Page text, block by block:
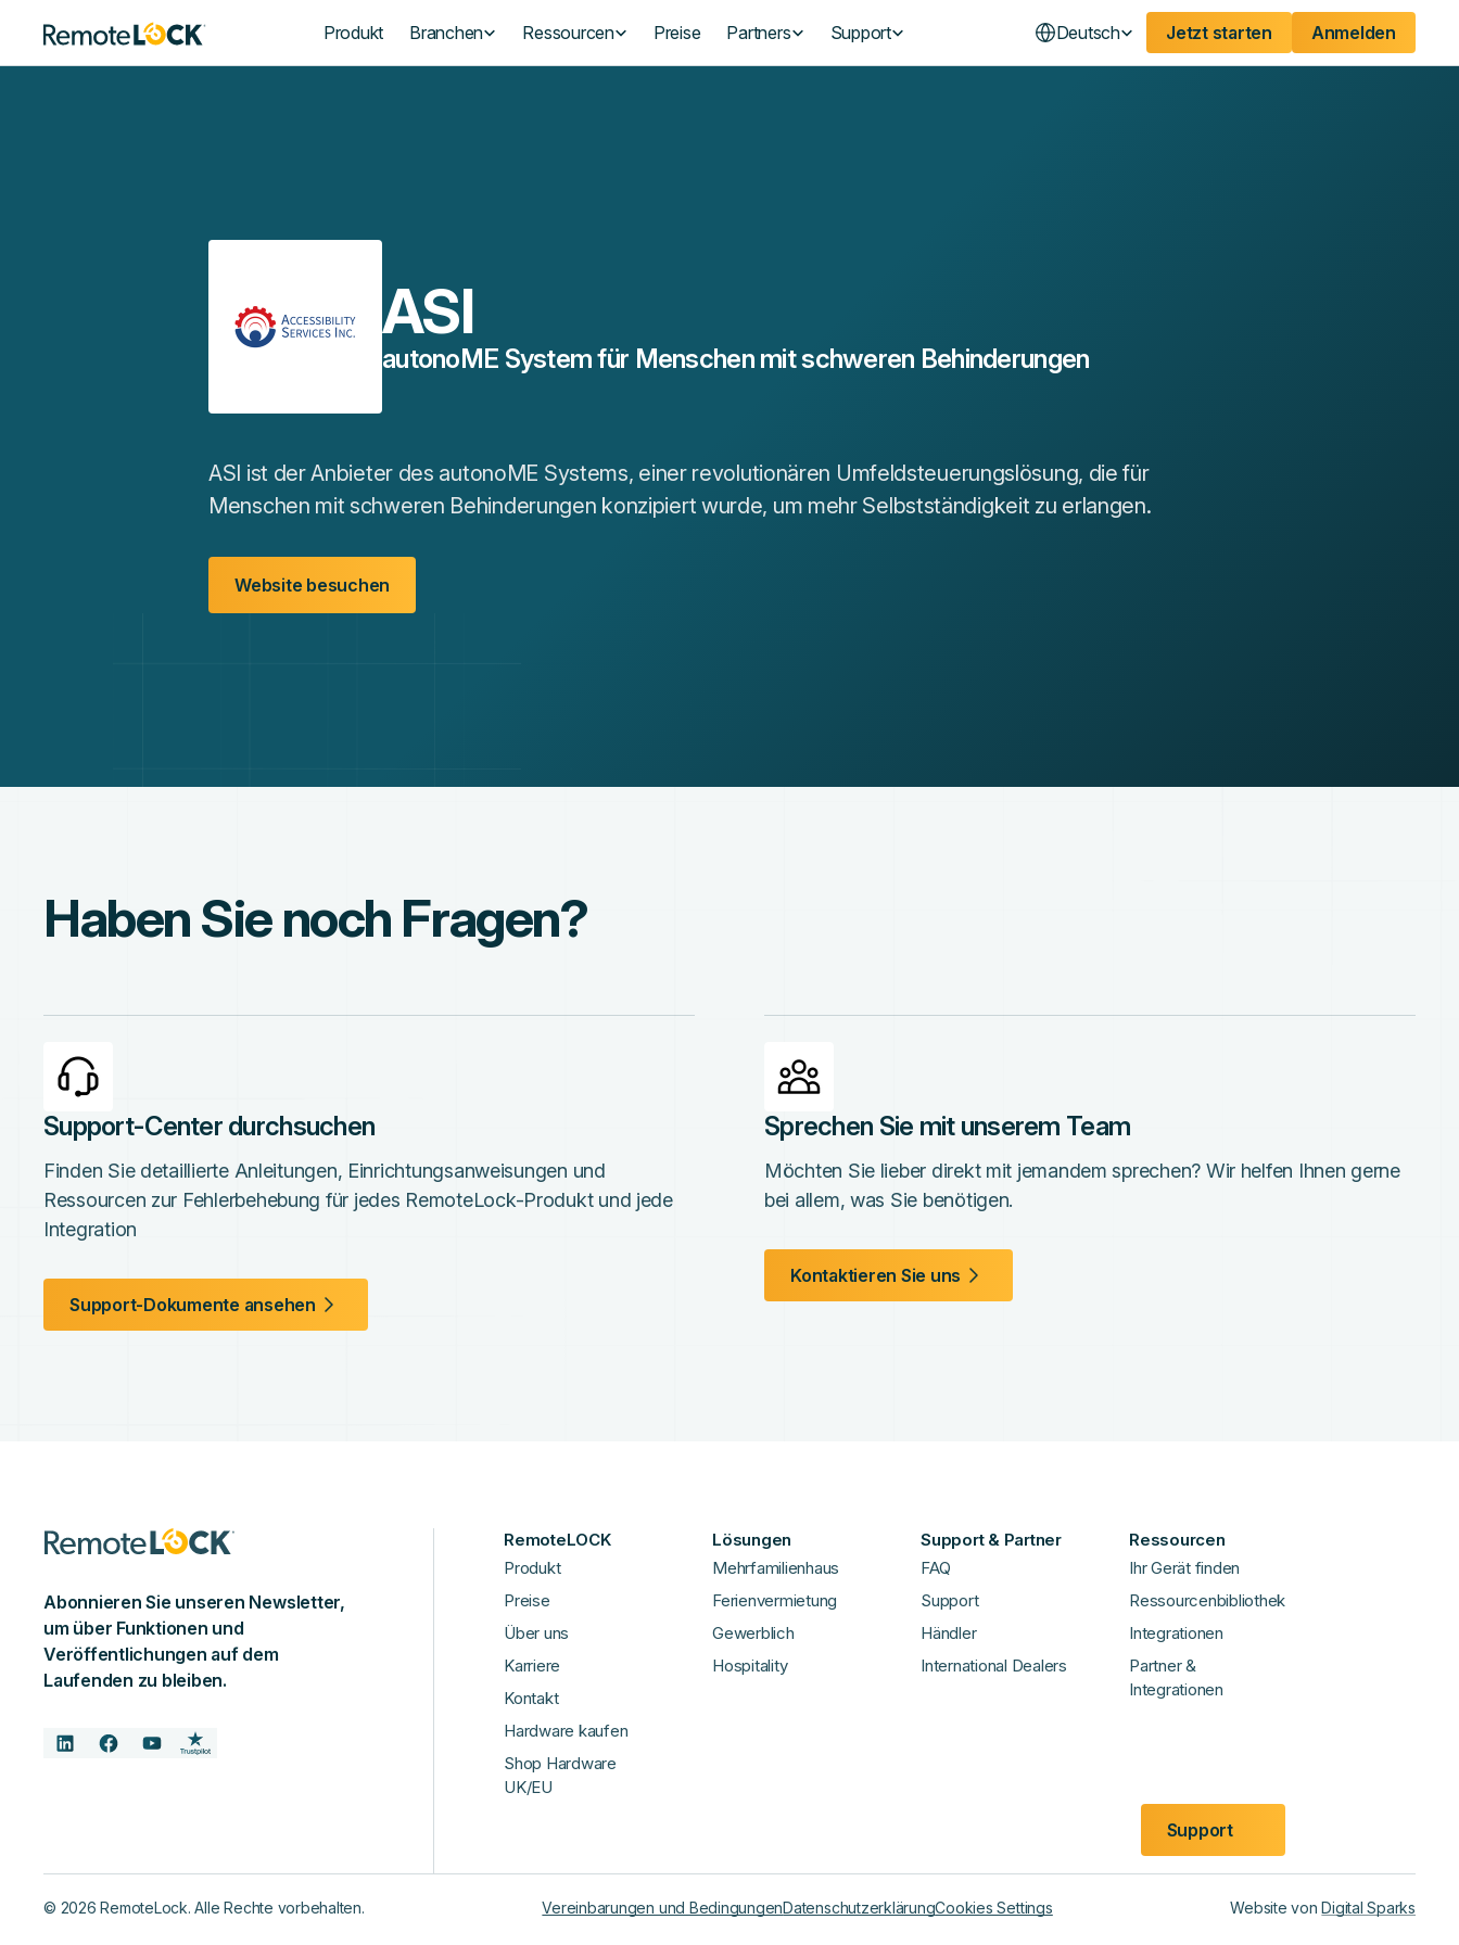
Startseite Produkt Branchen Ressourcen Preise Partners Support Deutsch Jetzt starten Anmelden
ASI
autonoME System für Menschen mit schweren Behinderungen
ASI ist der Anbieter des autonoME Systems, einer revolutionären Umfeldsteuerungslösung, die für
Menschen mit schweren Behinderungen konzipiert wurde, um mehr Selbstständigkeit zu erlangen.
Website besuchen
Haben Sie noch Fragen?
Support-Center durchsuchen
Finden Sie detaillierte Anleitungen, Einrichtungsanweisungen und
Ressourcen zur Fehlerbehebung für jedes RemoteLock-Produkt und jede
Integration
Support-Dokumente ansehen
Sprechen Sie mit unserem Team
Möchten Sie lieber direkt mit jemandem sprechen? Wir helfen Ihnen gerne
bei allem, was Sie benötigen.
Kontaktieren Sie uns
Abonnieren Sie unseren Newsletter,
um über Funktionen und
Veröffentlichungen auf dem
Laufenden zu bleiben.
RemoteLOCK
Produkt
Preise
Über uns
Karriere
Kontakt
Hardware kaufen
Shop Hardware
UK/EU
Lösungen
Mehrfamilienhaus
Ferienvermietung
Gewerblich
Hospitality
Support & Partner
FAQ
Support
Händler
International Dealers
Ressourcen
Ihr Gerät finden
Ressourcenbibliothek
Integrationen
Partner &
Integrationen
Support
© 2026 RemoteLock. Alle Rechte vorbehalten. Vereinbarungen und BedingungenDatenschutzerklärungCookies Settings Website vonDigital Sparks